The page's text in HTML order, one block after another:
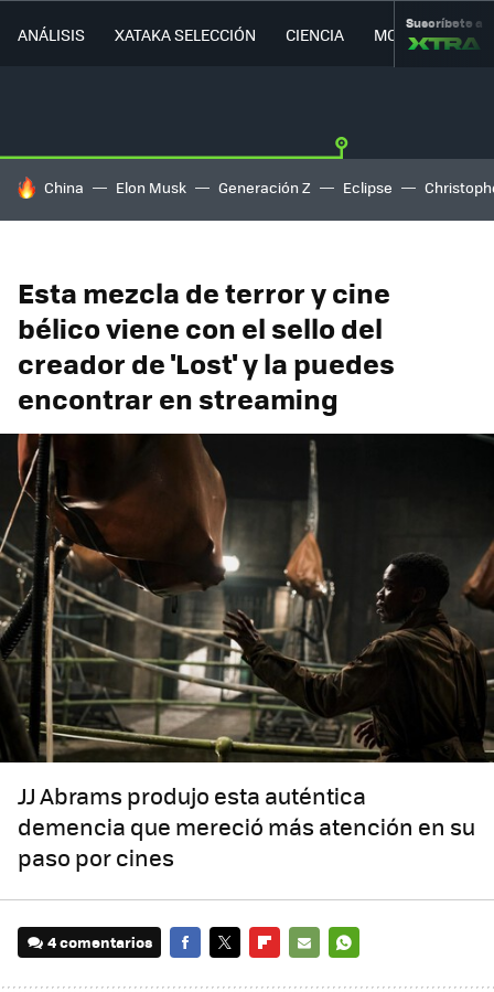
ANÁLISIS XATAKA SELECCIÓN CIENCIA MOVILIDAD
Suscríbete a
HOY SE HABLA DE
China Elon Musk Generación Z Eclipse
Esta mezcla de terror y cine
bélico viene con el sello del
creador de 'Lost' y la puedes
encontrar en streaming
JJ Abrams produjo esta auténtica
demencia que mereció más atención en su
paso por cines
4 comentarios